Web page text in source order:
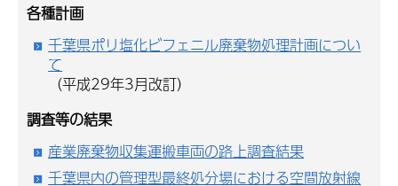
各種計画
千葉県ポリ塩化ビフェニル廃棄物処理計画につい
て
（平成29年3月改訂）
調査等の結果
産業廃棄物収集運搬車両の路上調査結果
千葉県内の管理型最終処分場における空間放射線